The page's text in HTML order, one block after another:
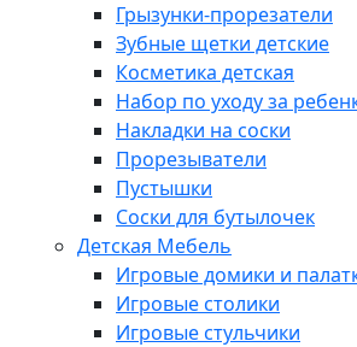
Грызунки-прорезатели
Зубные щетки детские
Косметика детская
Набор по уходу за
Накладки на соски
Прорезыватели
Пустышки
Соски для бутылочек
Детская Мебель
Игровые домики и
Игровые столики
Игровые стульчики